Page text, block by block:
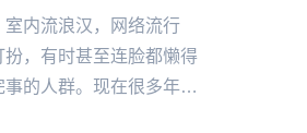
内流浪汉，网络流行
，有时甚至连脸都懒得
的人群。现在很多年轻